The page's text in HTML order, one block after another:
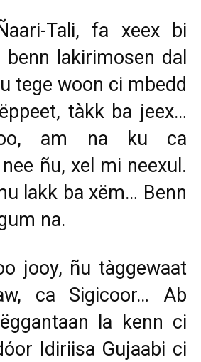
Tali, fa xeex bi
lakirimosen dal
tege woon ci mbedd
tàkk ba jeex…
am na ku ca
ñu, xel mi neexul.
lakk ba xëm… Benn
na.
jooy, ñu tàggewaat
ca Sigicoor… Ab
la kenn ci
Idiriisa Gujaabi ci